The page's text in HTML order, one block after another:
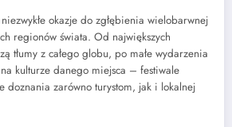
okazje do zgłębienia wielobarwnej
regionów świata. Od największych
tłumy z całego globu, po małe wydarzenia
kulturze danego miejsca – festiwale
doznania zarówno turystom, jak i lokalnej